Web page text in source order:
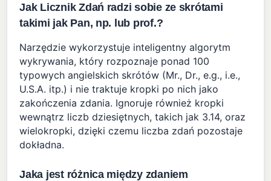
Jak Licznik Zdań radzi sobie ze skrótami
takimi jak Pan, np. lub prof.?
Narzędzie wykorzystuje inteligentny algorytm
wykrywania, który rozpoznaje ponad 100
typowych angielskich skrótów (Mr., Dr., e.g., i.e.,
U.S.A. itp.) i nie traktuje kropki po nich jako
zakończenia zdania. Ignoruje również kropki
wewnątrz liczb dziesiętnych, takich jak 3.14, oraz
wielokropki, dzięki czemu liczba zdań pozostaje
dokładna.
Jaka jest różnica między zdaniem